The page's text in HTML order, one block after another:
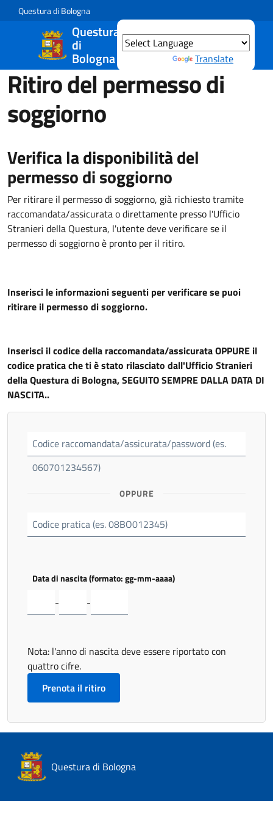
al contenuto principale
to footer content
Questura di Bologna
Questura
di
Bologna Translate
Ritiro del permesso di
soggiorno
Verifica la disponibilità del
permesso di soggiorno
Per ritirare il permesso di soggiorno, già richiesto tramite
raccomandata/assicurata o direttamente presso l'Ufficio
Stranieri della Questura, l'utente deve verificare se il
permesso di soggiorno è pronto per il ritiro.
Inserisci le informazioni seguenti per verificare se puoi
ritirare il permesso di soggiorno.
Inserisci il codice della raccomandata/assicurata OPPURE il
codice pratica che ti è stato rilasciato dall'Ufficio Stranieri
della Questura di Bologna, SEGUITO SEMPRE DALLA DATA DI
NASCITA..
Codice raccomandata/assicurata/password (es.
060701234567)
OPPURE
Codice pratica (es. 08BO012345)
Data di nascita (formato: gg-mm-aaaa)
- -
Nota: l'anno di nascita deve essere riportato con
quattro cifre.
Questura di Bologna